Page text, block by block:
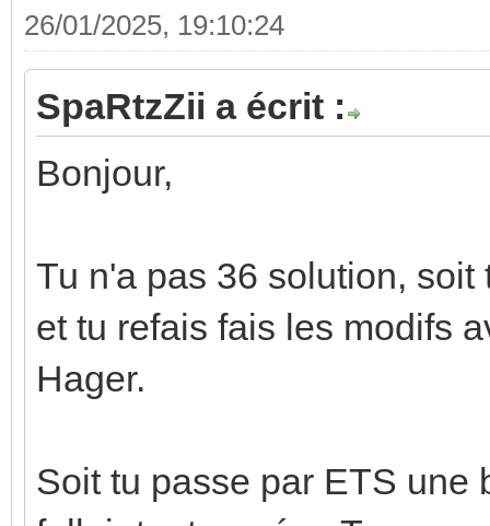
26/01/2025, 19:10:24
SpaRtzZii a écrit :
Bonjour,
Tu n'a pas 36 solution,
et tu refais fais les modifs
Hager.
Soit tu passe par ETS une